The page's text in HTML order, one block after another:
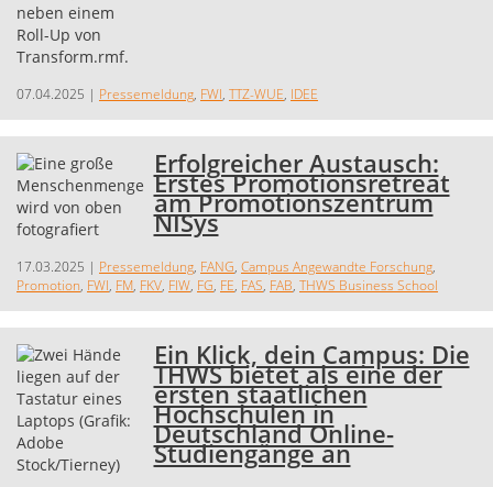
07.04.2025 | Pressemeldung, FWI, TTZ-WUE, IDEE
Erfolgreicher Austausch:
Erstes Promotionsretreat
am Promotionszentrum
NISys
17.03.2025 | Pressemeldung, FANG, Campus Angewandte Forschung,
Promotion, FWI, FM, FKV, FIW, FG, FE, FAS, FAB, THWS Business School
Ein Klick, dein Campus: Die
THWS bietet als eine der
ersten staatlichen
Hochschulen in
Deutschland Online-
Studiengänge an